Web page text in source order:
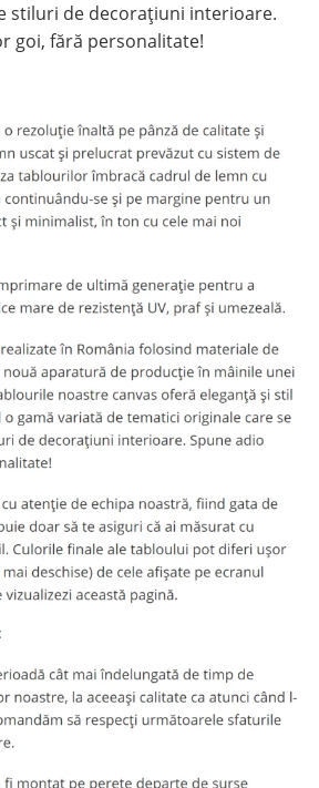
stiluri de decorațiuni interioare.
goi, fără personalitate!